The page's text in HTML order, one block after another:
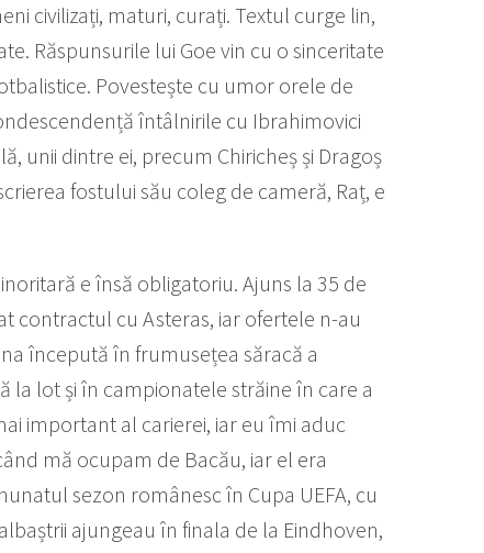
civilizați, maturi, curați. Textul curge lin,
Răspunsurile lui Goe vin cu o sinceritate
Povestește cu umor orele de
întâlnirile cu Ibrahimovici
unii dintre ei, precum Chiricheș și Dragoș
fostului său coleg de cameră, Raț, e
e însă obligatoriu. Ajuns la 35 de
contractul cu Asteras, iar ofertele n-au
începută în frumusețea săracă a
la lot și în campionatele străine în care a
important al carierei, iar eu îmi aduc
mă ocupam de Bacău, iar el era
sezon românesc în Cupa UEFA, cu
ajungeau în finala de la Eindhoven,